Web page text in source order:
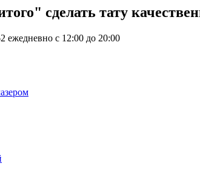
сделать тату
ежедневно с 12:00 до 20:00